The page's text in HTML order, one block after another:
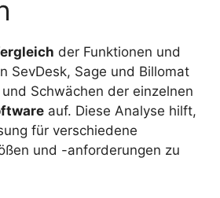
der Funktionen und
SevDesk, Sage und Billomat
Schwächen der einzelnen
auf. Diese Analyse hilft,
für verschiedene
und -anforderungen zu